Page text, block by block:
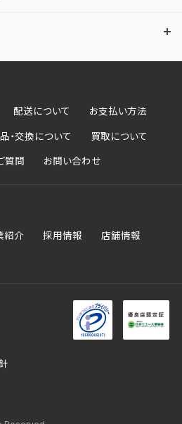
配送について お支払い方法
・交換について 買取について
質問 お問い合わせ
紹介 採用情報 店舗情報